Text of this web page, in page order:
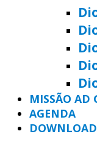
MISSÃO AD
AGENDA